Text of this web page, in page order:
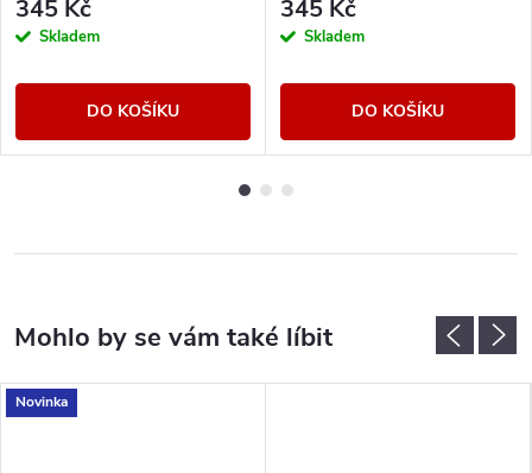
345 Kč
Skladem
DO KOŠÍKU
345 Kč
Skladem
DO KOŠÍKU
Novinka